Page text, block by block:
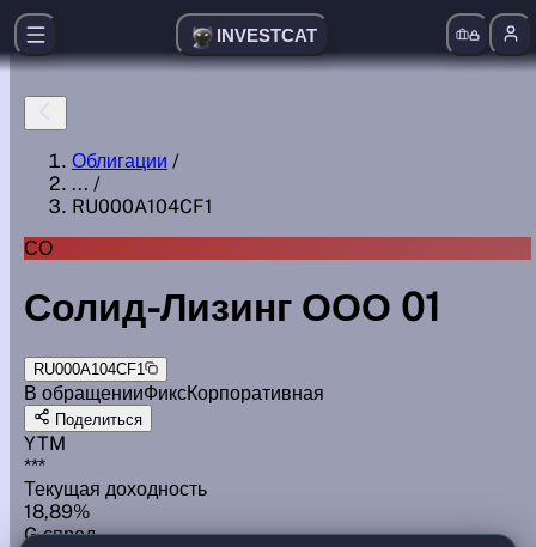
INVESTCAT
Облигации /
... /
RU000A104CF1
СО
Солид-Лизинг ООО 01
RU000A104CF1
В обращенииФиксКорпоративная
Поделиться
YTM
***
Текущая доходность
18,89%
G спред